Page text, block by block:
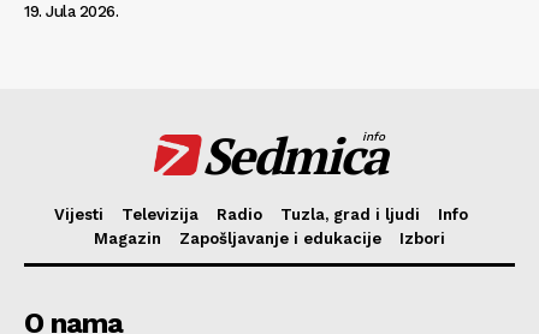
19. Jula 2026.
Sedmica
info
Vijesti Televizija Radio Tuzla, grad i ljudi
Info
Magazin
Zapošljavanje i edukacije Izbori
O nama